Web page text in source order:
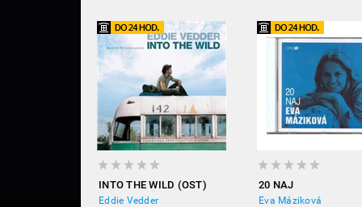
INTO THE WILD (OST)
Eddie Vedder
20 NAJ
Eva Máziková